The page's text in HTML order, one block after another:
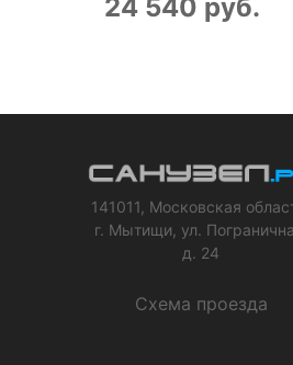
24 540 руб.
141011, Московская
г. Мытищи, ул.
д. 24
Схема проезда